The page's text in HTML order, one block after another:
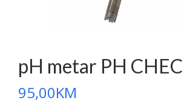
pH metar PH
95,00KM